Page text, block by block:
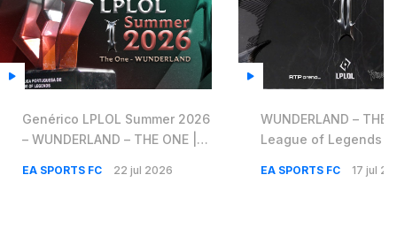
Genérico LPLOL Summer 2026
– WUNDERLAND – THE ONE |
2026 Tema Oficial
EA SPORTS FC 22 jul 2026
WUNDERLAND – THE
League of Legends
EA SPORTS FC 17 jul